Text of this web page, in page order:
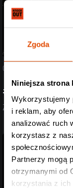
Zgoda
Niniejsza strona
Wykorzystujemy
i reklam, aby
analizować ruch
korzystasz z
Partnerzy mogą
otrzymanymi od
korzystania z ich
07.08.2026
Zobacz aktualizację